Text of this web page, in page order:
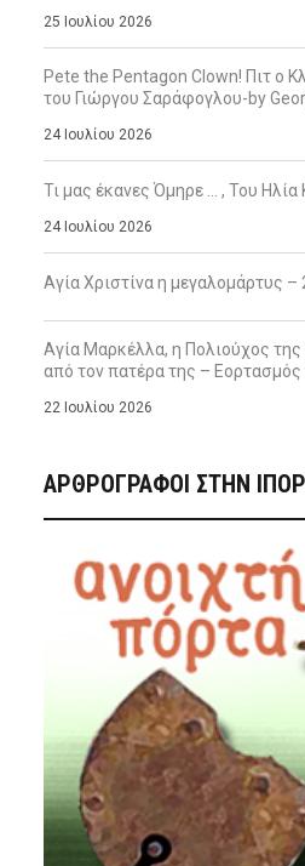
25 Ιουλίου 2026
Pete the Pentagon Clown! Πιτ ο
του Γιώργου Σαράφογλου-by
24 Ιουλίου 2026
Τι μας έκανες Όμηρε … , Του Ηλία
24 Ιουλίου 2026
Αγία Χριστίνα η μεγαλομάρτυς –
Αγία Μαρκέλλα, η Πολιούχος
από τον πατέρα της – Εορτασμός
22 Ιουλίου 2026
ΑΡΘΡΟΓΡΑΦΟΙ ΣΤΗΝ